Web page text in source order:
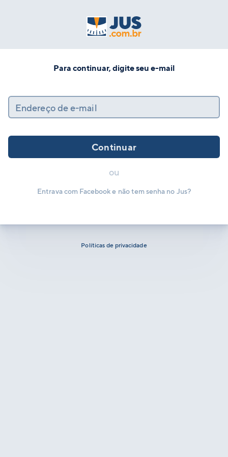
Para continuar, digite seu e-mail
Endereço de e-mail
Continuar
ou
Entrava com Facebook e não tem senha no Jus?
Políticas de privacidade